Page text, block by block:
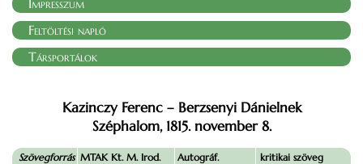
Impresszum
Feltöltési napló
Társportálok
Kazinczy Ferenc – Berzsenyi Dánielnek
Széphalom, 1815. november 8.
Szövegforrás MTAK Kt. M. Irod.
Autográf.
kritikai szöveg